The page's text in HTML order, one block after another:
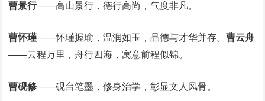
曹景行‌——高山景行，德行高尚，气度非凡。‌
曹怀瑾‌——怀瑾握瑜，温润如玉，品德与才华并存。‌曹云舟
——云程万里，舟行四海，寓意前程似锦。‌
曹砚修‌——砚台笔墨，修身治学，彰显文人风骨。